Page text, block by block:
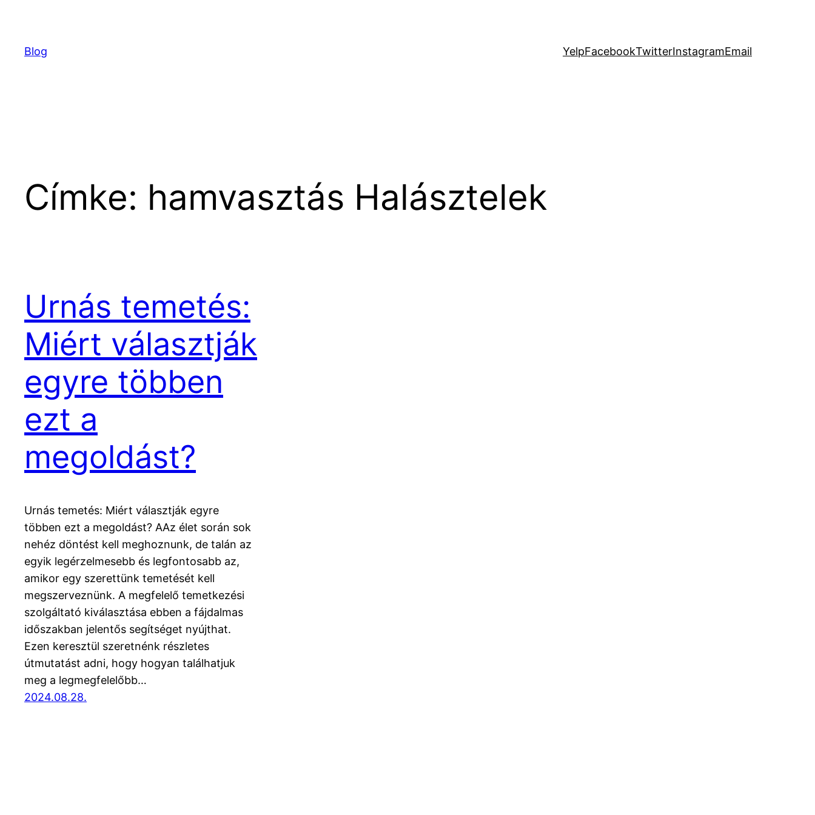
tartalomhoz
Blog YelpFacebookTwitterInstagramEmail
Címke: hamvasztás Halásztelek
Urnás temetés:
Miért választják
egyre többen
ezt a
megoldást?
Urnás temetés: Miért választják egyre
többen ezt a megoldást? AAz élet során sok
nehéz döntést kell meghoznunk, de talán az
egyik legérzelmesebb és legfontosabb az,
amikor egy szerettünk temetését kell
megszerveznünk. A megfelelő temetkezési
szolgáltató kiválasztása ebben a fájdalmas
időszakban jelentős segítséget nyújthat.
Ezen keresztül szeretnénk részletes
útmutatást adni, hogy hogyan találhatjuk
meg a legmegfelelőbb…
2024.08.28.